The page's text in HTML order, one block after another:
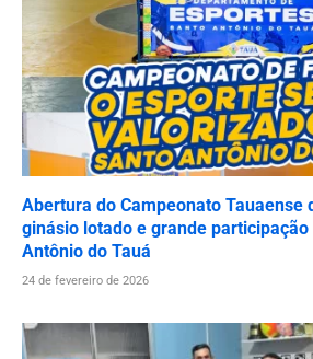
Abertura do Campeonato Tauaense
ginásio lotado e grande
Antônio do Tauá
24 de fevereiro de 2026